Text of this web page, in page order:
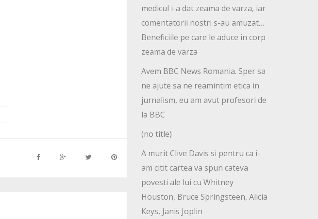
medicul i-a dat zeama de varza, iar
comentatorii nostri s-au amuzat…
Beneficiile pe care le aduce in corp
zeama de varza
Avem BBC News Romania. Sper sa
ne ajute sa ne reamintim etica in
jurnalism, eu am avut profesori de
la BBC
(no title)
A murit Clive Davis si pentru ca i-
am citit cartea va spun cateva
povesti ale lui cu Whitney
Houston, Bruce Springsteen, Alicia
Keys, Janis Joplin